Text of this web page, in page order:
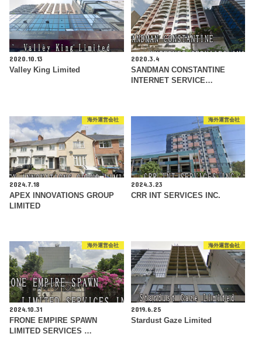
2020.10.13
Valley King Limited
2020.3.4
SANDMAN CONSTANTINE
INTERNET SERVICE…
海外運営会社
2024.7.18
APEX INNOVATIONS GROUP
LIMITED
海外運営会社
2024.3.23
CRR INT SERVICES INC.
海外運営会社
2024.10.31
FRONE EMPIRE SPAWN
LIMITED SERVICES …
海外運営会社
2019.6.25
Stardust Gaze Limited